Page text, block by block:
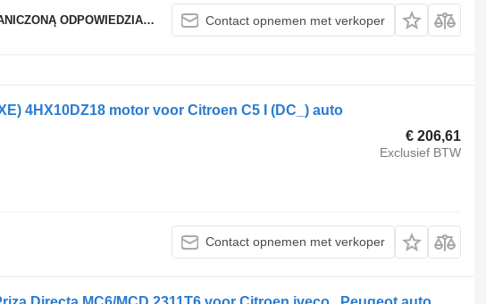
ODPOWIEDZIALNOŚCIĄ Contact opnemen met verkoper
4HX10DZ18 motor voor Citroen C5 I (DC_) auto
€ 206,61
Exclusief BTW
Contact opnemen met verkoper